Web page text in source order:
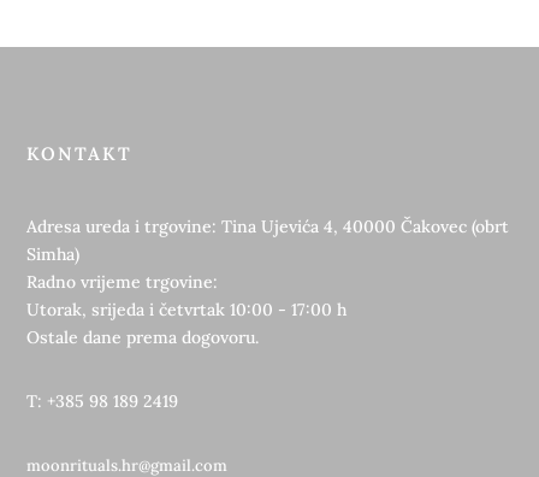
KONTAKT
Adresa ureda i trgovine: Tina Ujevića 4, 40000 Čakovec (obrt
Simha)
Radno vrijeme trgovine:
Utorak, srijeda i četvrtak 10:00 - 17:00 h
Ostale dane prema dogovoru.
T: +385 98 189 2419
moonrituals.hr@gmail.com